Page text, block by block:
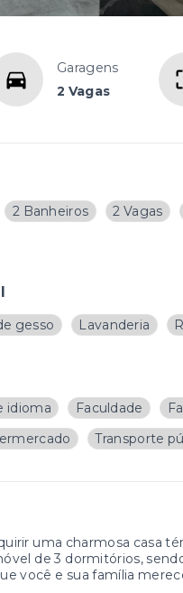
Garagens
2 Vagas
2 Banheiros 2 Vagas
gesso Lavanderia
idioma Faculdade
Transporte
uma charmosa casa
de 3 dormitórios,
você e sua família